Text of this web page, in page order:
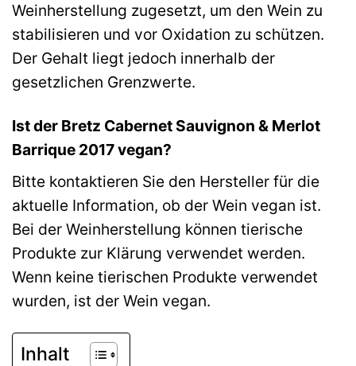
Weinherstellung zugesetzt, um den Wein zu
stabilisieren und vor Oxidation zu schützen.
Der Gehalt liegt jedoch innerhalb der
gesetzlichen Grenzwerte.
Ist der Bretz Cabernet Sauvignon & Merlot
Barrique 2017 vegan?
Bitte kontaktieren Sie den Hersteller für die
aktuelle Information, ob der Wein vegan ist.
Bei der Weinherstellung können tierische
Produkte zur Klärung verwendet werden.
Wenn keine tierischen Produkte verwendet
wurden, ist der Wein vegan.
Inhalt